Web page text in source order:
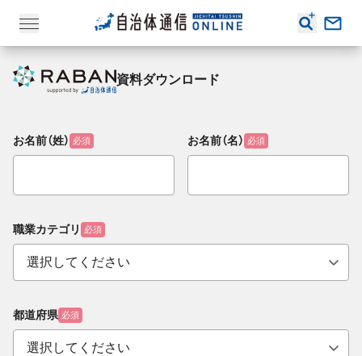
資料ダウンロード
お名前（姓） 必須 お名前（名） 必須
職業カテゴリ 必須
都道府県 必須